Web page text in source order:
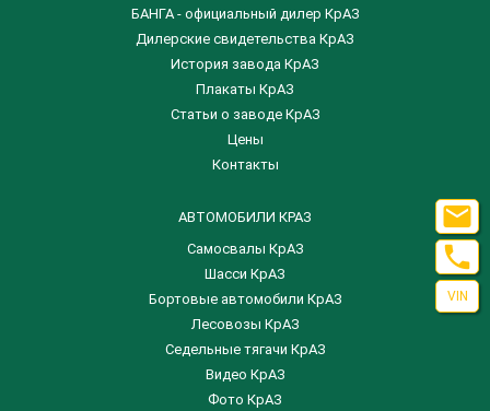
БАНГА - официальный дилер КрАЗ
Дилерские свидетельства КрАЗ
История завода КрАЗ
Плакаты КрАЗ
Статьи о заводе КрАЗ
Цены
Контакты
АВТОМОБИЛИ КРАЗ
Самосвалы КрАЗ
Шасси КрАЗ
Бортовые автомобили КрАЗ
Лесовозы КрАЗ
Седельные тягачи КрАЗ
Видео КрАЗ
Фото КрАЗ


VIN